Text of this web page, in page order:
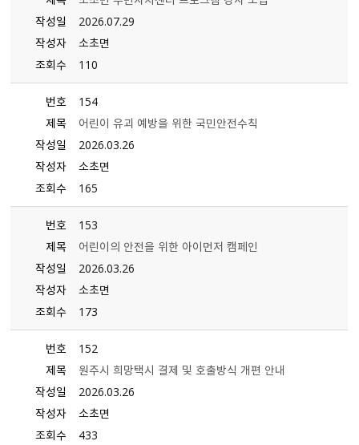
작성일
2026.07.29
작성자
소초면
조회수
110
번호
154
제목
어린이 유괴 예방을 위한 국민안전수칙
작성일
2026.03.26
작성자
소초면
조회수
165
번호
153
제목
어린이의 안전을 위한 아이먼저 캠페인
작성일
2026.03.26
작성자
소초면
조회수
173
번호
152
제목
원주시 희망택시 결제 및 호출방식 개편 안내
작성일
2026.03.26
작성자
소초면
조회수
433